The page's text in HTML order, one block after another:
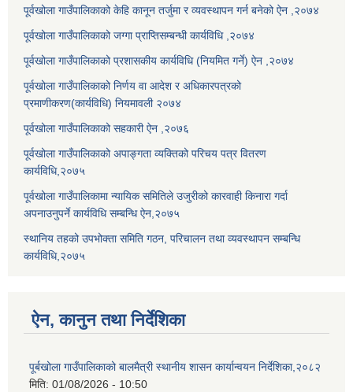
पूर्वखोला गाउँपालिकाको केहि कानून तर्जुमा र व्यवस्थापन गर्न बनेको ऐन ,२०७४
पूर्वखोला गाउँपालिकाको जग्गा प्राप्तिसम्बन्धी कार्यविधि ,२०७४
पूर्वखोला गाउँपालिकाको प्रशासकीय कार्यविधि (नियमित गर्ने) ऐन ,२०७४
पूर्वखोला गाउँपालिकाको निर्णय वा आदेश र अधिकारपत्रको
प्रमाणीकरण(कार्यविधि) नियमावली २०७४
पूर्वखोला गाउँपालिकाको सहकारी ऐन ,२०७६
पूर्वखोला गाउँपालिकाको अपाङ्गता व्यक्तिको परिचय पत्र वितरण
कार्यविधि,२०७५
पूर्वखोला गाउँपालिकामा न्यायिक समितिले उजुरीको कारवाही किनारा गर्दा
अपनाउनुपर्ने कार्यविधि सम्बन्धि ऐन,२०७५
स्थानिय तहको उपभोक्ता समिति गठन, परिचालन तथा व्यवस्थापन सम्बन्धि
कार्यविधि,२०७५
ऐन, कानुन तथा निर्देशिका
पूर्बखोला गाउँपालिकाको बालमैत्री स्थानीय शासन कार्यान्वयन निर्देशिका,२०८२
मिति: 01/08/2026 - 10:50